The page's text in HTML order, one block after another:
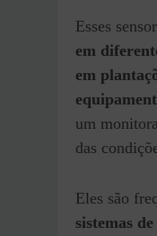
Esses
em
em
um
das
Eles são
sistemas